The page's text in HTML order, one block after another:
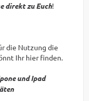
direkt zu Euch!
die Nutzung die
Ihr hier finden.
und Ipad